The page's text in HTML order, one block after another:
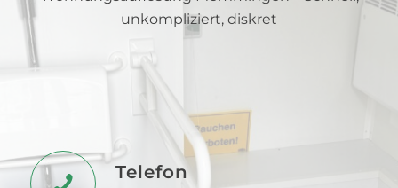
unkompliziert, diskret
Telefon